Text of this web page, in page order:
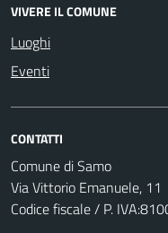
VIVERE IL COMUNE
Luoghi
Eventi
CONTATTI
Comune di Samo
Via Vittorio Emanuele, 11
Codice fiscale / P.